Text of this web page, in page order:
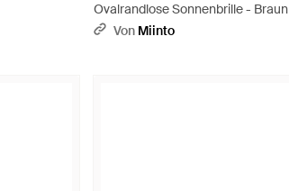
Ovalrandlose Sonnenbrille - Braun
Von Miinto